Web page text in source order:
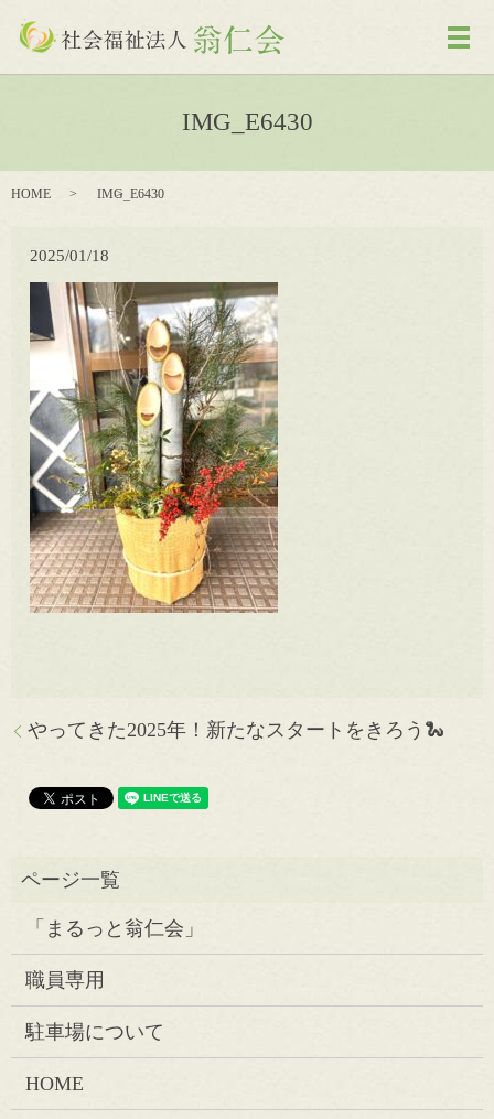
メ
IMG_E6430
HOME IMG_E6430
2025/01/18
やってきた2025年！新たなスタートをきろう🐍
「まるっと翁仁会」
職員専用
駐車場について
HOME